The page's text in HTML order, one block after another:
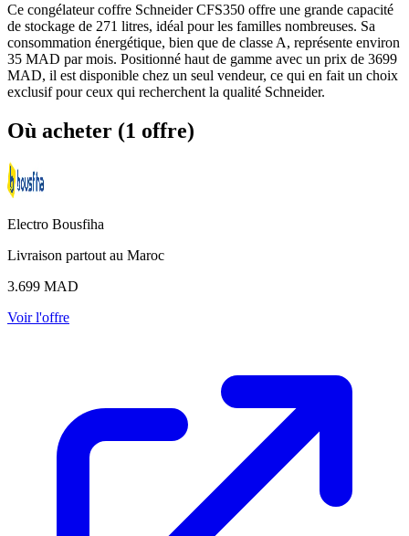
Ce congélateur coffre Schneider CFS350 offre une grande capacité
de stockage de 271 litres, idéal pour les familles nombreuses. Sa
consommation énergétique, bien que de classe A, représente environ
35 MAD par mois. Positionné haut de gamme avec un prix de 3699
MAD, il est disponible chez un seul vendeur, ce qui en fait un choix
exclusif pour ceux qui recherchent la qualité Schneider.
Où acheter (1 offre)
Electro Bousfiha
Livraison partout au Maroc
3.699 MAD
Voir l'offre